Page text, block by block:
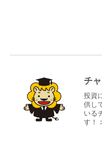
チ
投資
供し
いる
す！